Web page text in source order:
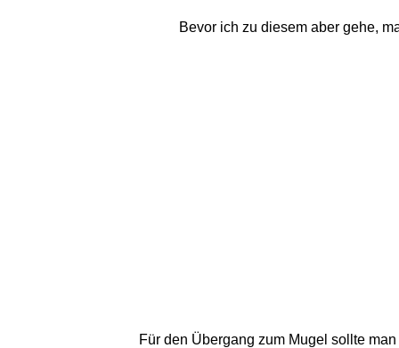
Bevor ich zu diesem aber gehe,
Für den Übergang zum Mugel sollte